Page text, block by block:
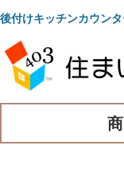
後付けキッチンカウン